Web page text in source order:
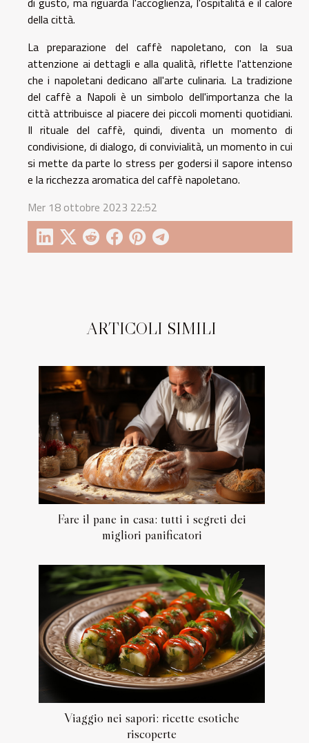
ARTICOLI SIMILI
Fare il pane in casa: tutti i segreti dei
migliori panificatori
Viaggio nei sapori: ricette esotiche
riscoperte
della città.
La preparazione del caffè napoletano, con la sua
attenzione ai dettagli e alla qualità, riflette l'attenzione
che i napoletani dedicano all'arte culinaria. La tradizione
del caffè a Napoli è un simbolo dell'importanza che la
città attribuisce al piacere dei piccoli momenti quotidiani.
Il rituale del caffè, quindi, diventa un momento di
condivisione, di dialogo, di convivialità, un momento in cui
si mette da parte lo stress per godersi il sapore intenso
e la ricchezza aromatica del caffè napoletano.
Mer 18 ottobre 2023 22:52